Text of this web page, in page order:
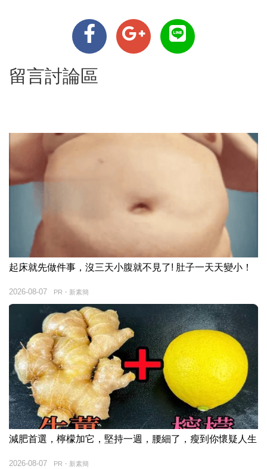
留言討論區
起床就先做件事，沒三天小腹就不見了! 肚子一天天變小！
PR・新素簡
2026-08-07
減肥首選，檸檬加它，堅持一週，腰細了，瘦到你懷疑人生
PR・新素簡
2026-08-07